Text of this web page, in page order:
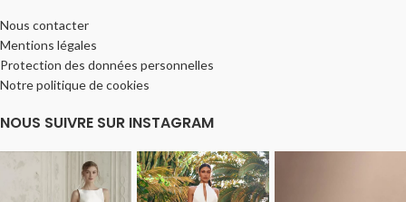
Nous contacter
Mentions légales
Protection des données personnelles
Notre politique de cookies
NOUS SUIVRE SUR INSTAGRAM